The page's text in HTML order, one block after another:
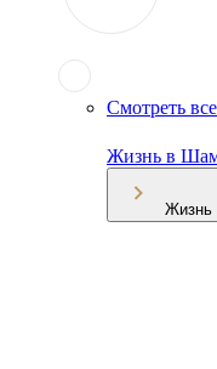
Смотреть все
Жизнь в
Жизнь